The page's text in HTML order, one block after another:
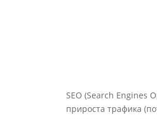
SEO (Search Engines
прироста трафика